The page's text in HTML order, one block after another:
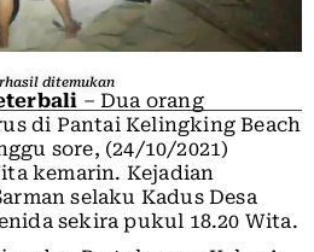
ditemukan
– Dua orang
di Pantai Kelingking Beach
sore, (24/10/2021)
kemarin. Kejadian
selaku Kadus Desa
sekira pukul 18.20 Wita.